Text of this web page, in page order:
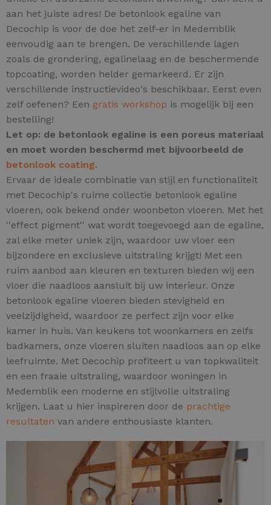
aan het juiste adres! De betonlook egaline van
Decochip is voor de doe het zelf-er in Medemblik
eenvoudig aan te brengen. De verschillende lagen
zoals de grondering, egalinelaag en de beschermende
topcoating, worden helder gemarkeerd. Er zijn
verschillende instructievideo's beschikbaar. Eerst even
zelf oefenen? Een gratis workshop is mogelijk bij een
bestelling!
Let op: de betonlook egaline is een poreus materiaal
en moet worden beschermd met bijvoorbeeld de
betonlook coating.
Ervaar de ideale combinatie van stijl en functionaliteit
met Decochip's ruime collectie betonlook egaline
vloeren, ook bekend onder woonbeton vloeren. Met het
''effect pigment'' wat wordt toegevoegd aan de egaline,
zal elke meter uniek zijn, waardoor uw vloer een
bijzondere en exclusieve uitstraling krijgt! Met een
ruim aanbod aan kleuren en texturen bieden wij een
vloer die naadloos aansluit bij uw interieur. Onze
betonlook egaline vloeren bieden stevigheid en
veelzijdigheid, waardoor ze perfect zijn voor elke
kamer in huis. Van keukens tot woonkamers en zelfs
badkamers, onze vloeren sluiten naadloos aan op elke
leefruimte. Met Decochip profiteert u van topkwaliteit
en een fraaie uitstraling, waardoor woningen in
Medemblik een moderne en stijlvolle uitstraling
krijgen. Laat u hier inspireren door de prachtige
resultaten van andere enthousiaste klanten.